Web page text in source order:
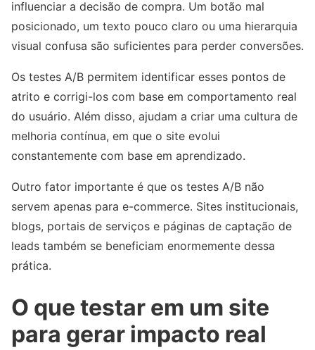
influenciar a decisão de compra. Um botão mal
posicionado, um texto pouco claro ou uma hierarquia
visual confusa são suficientes para perder conversões.
Os testes A/B permitem identificar esses pontos de
atrito e corrigi-los com base em comportamento real
do usuário. Além disso, ajudam a criar uma cultura de
melhoria contínua, em que o site evolui
constantemente com base em aprendizado.
Outro fator importante é que os testes A/B não
servem apenas para e-commerce. Sites institucionais,
blogs, portais de serviços e páginas de captação de
leads também se beneficiam enormemente dessa
prática.
O que testar em um site
para gerar impacto real